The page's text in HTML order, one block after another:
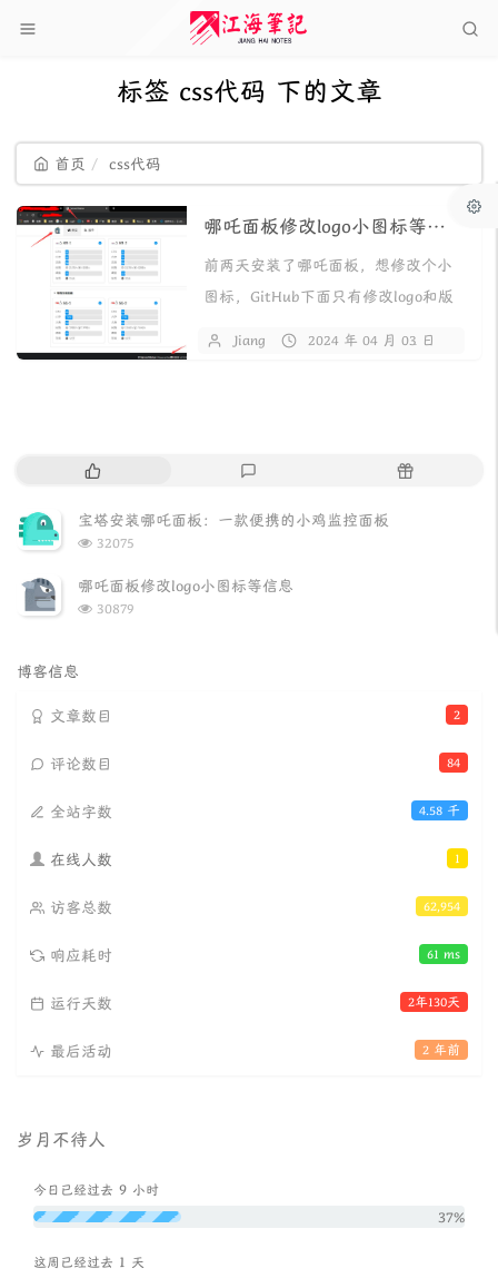
标签 css代码 下的文章
首页 css代码
哪吒面板修改logo小图标等信息
前两天安装了哪吒面板，想修改个小
图标，GitHub下面只有修改logo和版
Jiang 2024 年 04 月 03 日
热
文
章
评
随
宝塔安装哪吒面板：一款便携的小鸡监控面板
浏
次
32075
哪吒面板修改logo小图标等信息
浏
30879
博客信息
2
文章数目
84
评论数目
4.58 千
全站字数
1
在线人数
62,954
访客总数
61 ms
响应耗时
2年130天
运行天数
2 年前
最后活动
岁月不待人
今日已经过去 9 小时
37%
这周已经过去 1 天